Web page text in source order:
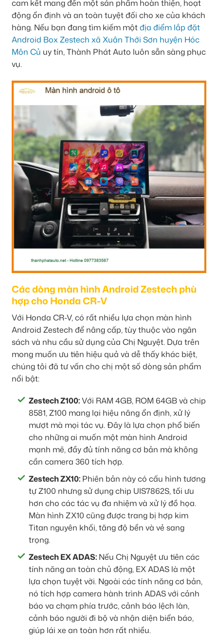
cam kết mang đến một sản phẩm hoàn thiện, hoạt
động ổn định và an toàn tuyệt đối cho xe của khách
hàng. Nếu bạn đang tìm kiếm mộtđịa điểm lắp đặt
Android Box Zestech xã Xuân Thới Sơn huyện Hóc
Môn Củ uy tín, Thành Phát Auto luôn sẵn sàng phục
vụ.
Các dòng màn hình Android Zestech phù
hợp cho Honda CR-V
Với Honda CR-V, có rất nhiều lựa chọn màn hình
Android Zestech để nâng cấp, tùy thuộc vào ngân
sách và nhu cầu sử dụng của Chị Nguyệt. Dựa trên
mong muốn ưu tiên hiệu quả và dễ thấy khác biệt,
chúng tôi đã tư vấn cho chị một số dòng sản phẩm
nổi bật:
Zestech Z100:Với RAM 4GB, ROM 64GB và chip
8581, Z100 mang lại hiệu năng ổn định, xử lý
mượt mà mọi tác vụ. Đây là lựa chọn phổ biến
cho những ai muốn một màn hình Android
mạnh mẽ, đầy đủ tính năng cơ bản mà không
cần camera 360 tích hợp.
Zestech ZX10: Phiên bản này có cấu hình tương
tự Z100 nhưng sử dụng chip UIS7862S, tối ưu
hơn cho các tác vụ đa nhiệm và xử lý đồ họa.
Màn hình ZX10 cũng được trang bị hợp kim
Titan nguyên khối, tăng độ bền và vẻ sang
trọng.
Zestech EX ADAS: Nếu Chị Nguyệt ưu tiên các
tính năng an toàn chủ động, EX ADAS là một
lựa chọn tuyệt vời. Ngoài các tính năng cơ bản,
nó tích hợp camera hành trình ADAS với cảnh
báo va chạm phía trước, cảnh báo lệch làn,
cảnh báo người đi bộ và nhận diện biển báo,
giúp lái xe an toàn hơn rất nhiều.